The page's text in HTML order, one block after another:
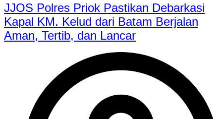
JJOS Polres Priok Pastikan Debarkasi
Kapal KM. Kelud dari Batam Berjalan
Aman, Tertib, dan Lancar